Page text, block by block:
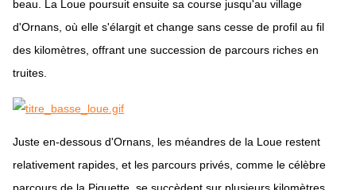
beau. La Loue poursuit ensuite sa course jusqu'au village
d'Ornans, où elle s'élargit et change sans cesse de profil au fil
des kilomètres, offrant une succession de parcours riches en
truites.
Juste en-dessous d'Ornans, les méandres de la Loue restent
relativement rapides, et les parcours privés, comme le célèbre
parcours de la Piquette, se succèdent sur plusieurs kilomètres.